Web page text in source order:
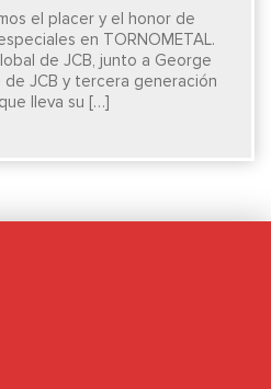
el placer y el honor de
en TORNOMETAL.
de JCB, junto a George
JCB y tercera generación
lleva su […]